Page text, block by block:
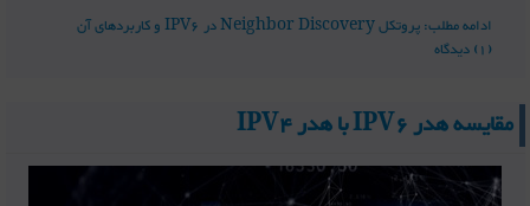
ادامه مطلب: پروتکل Neighbor Discovery در IPV6 و کاربردهای آن
(1) دیدگاه
مقایسه هدر IPV6 با هدر IPV4